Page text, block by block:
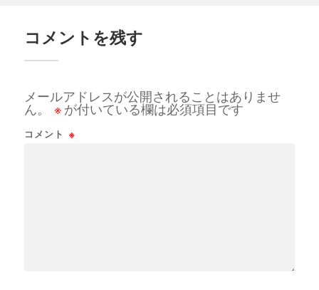
コメントを残す
メールアドレスが公開されることはありませ
ん。
※ が付いている欄は必須項目です
コメント ※